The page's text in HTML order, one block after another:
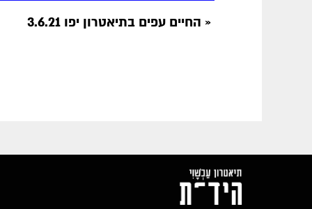
« החיים עפים בתיאטרון יפו 3.6.21